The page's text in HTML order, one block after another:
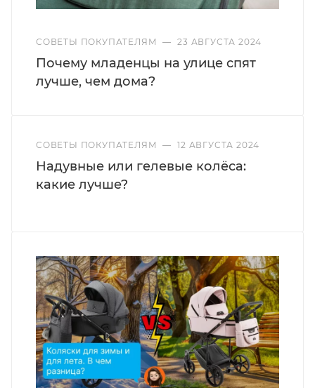
СОВЕТЫ ПОКУПАТЕЛЯМ — 23 АВГУСТА 2024
Почему младенцы на улице спят
лучше, чем дома?
СОВЕТЫ ПОКУПАТЕЛЯМ — 12 АВГУСТА 2024
Надувные или гелевые колёса:
какие лучше?